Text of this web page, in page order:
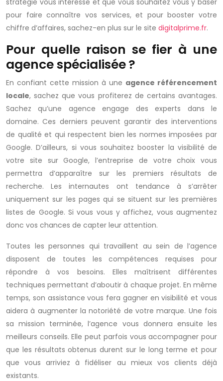
stratégie vous intéresse et que vous souhaitez vous y baser
pour faire connaître vos services, et pour booster votre
chiffre d’affaires, sachez-en plus sur le site digitalprime.fr.
Pour quelle raison se fier à une
agence spécialisée ?
En confiant cette mission à une agence référencement
locale, sachez que vous profiterez de certains avantages.
Sachez qu’une agence engage des experts dans le
domaine. Ces derniers peuvent garantir des interventions
de qualité et qui respectent bien les normes imposées par
Google. D’ailleurs, si vous souhaitez booster la visibilité de
votre site sur Google, l’entreprise de votre choix vous
permettra d’apparaître sur les premiers résultats de
recherche. Les internautes ont tendance à s’arrêter
uniquement sur les pages qui se situent sur les premières
listes de Google. Si vous vous y affichez, vous augmentez
donc vos chances de capter leur attention.
Toutes les personnes qui travaillent au sein de l’agence
disposent de toutes les compétences requises pour
répondre à vos besoins. Elles maîtrisent différentes
techniques permettant d’aboutir à chaque projet. En même
temps, son assistance vous fera gagner en visibilité et vous
aidera à augmenter la notoriété de votre marque. Une fois
sa mission terminée, l’agence vous donnera ensuite les
meilleurs conseils. Elle peut parfois vous accompagner pour
que les résultats obtenus durent sur le long terme et pour
que vous arriviez à fidéliser au mieux vos clients déjà
existants.